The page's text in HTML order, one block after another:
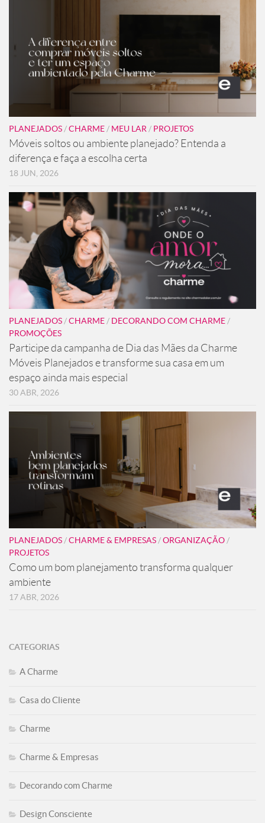
PLANEJADOS /CHARME / MEU LAR / PROJETOS
Móveis soltos ou ambiente planejado? Entenda a
diferença e faça a escolha certa
18 JUN, 2026
PLANEJADOS /CHARME / DECORANDO COM CHARME /
PROMOÇÕES
Participe da campanha de Dia das Mães da Charme
Móveis Planejados e transforme sua casa em um
espaço ainda mais especial
30 ABR, 2026
PLANEJADOS /CHARME & EMPRESAS /ORGANIZAÇÃO /
PROJETOS
Como um bom planejamento transforma qualquer
ambiente
17 ABR, 2026
CATEGORIAS
A Charme
Casa do Cliente
Charme
Charme & Empresas
Decorando com Charme
Design Consciente